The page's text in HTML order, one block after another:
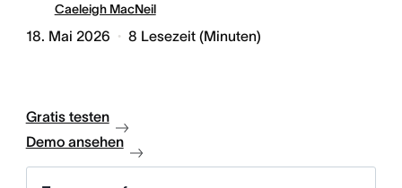
Caeleigh MacNeil
18. Mai 2026 8 Lesezeit (Minuten)
Gratis testen
Demo ansehen